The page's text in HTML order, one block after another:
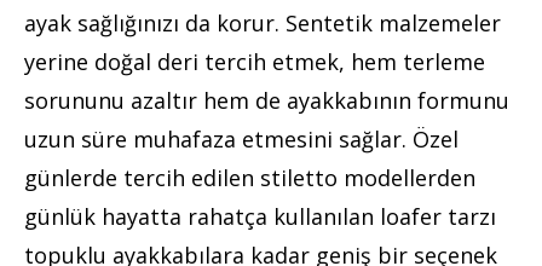
ayak sağlığınızı da korur. Sentetik malzemeler
yerine doğal deri tercih etmek, hem terleme
sorununu azaltır hem de ayakkabının formunu
uzun süre muhafaza etmesini sağlar. Özel
günlerde tercih edilen stiletto modellerden
günlük hayatta rahatça kullanılan loafer tarzı
topuklu ayakkabılara kadar geniş bir seçenek